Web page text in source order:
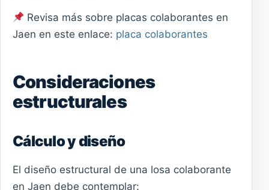
Revisa más sobre placas colaborantes en
Jaen en este enlace: placa colaborantes
Consideraciones
estructurales
Cálculo y diseño
El diseño estructural de una losa colaborante
en Jaen debe contemplar: